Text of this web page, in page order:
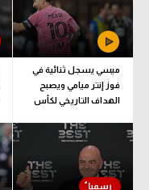
ميسي يسجل ثنائية في
فوز إنتر ميامي ويصبح
الهداف التاريخي لكأس